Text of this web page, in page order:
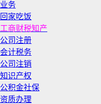
业务
回家吃饭
工商财税知产
公司注册
会计税务
公司注销
知识产权
公积金社保
资质办理